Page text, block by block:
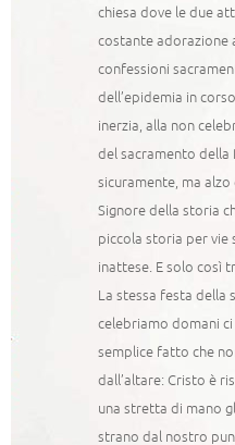
chiesa dove le due
costante adorazione
confessioni
dell’epidemia in
inerzia, alla non
del sacramento della
sicuramente, ma alzo
Signore della storia
piccola storia per vie
inattese. E solo così
La stessa festa della
celebriamo domani
semplice fatto che
dall’altare: Cristo è
una stretta di mano
strano dal nostro